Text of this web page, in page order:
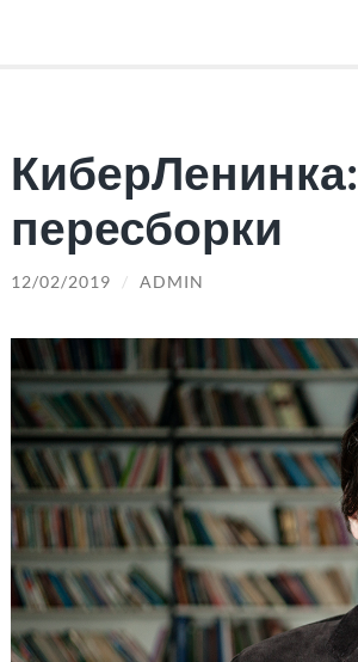
пересборки
12/02/2019 / ADMIN